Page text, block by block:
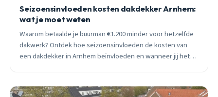
Seizoensinvloeden kosten dakdekker Arnhem:
wat je moet weten
Waarom betaalde je buurman €1.200 minder voor hetzelfde
dakwerk? Ontdek hoe seizoensinvloeden de kosten van
een dakdekker in Arnhem beïnvloeden en wanneer jij het